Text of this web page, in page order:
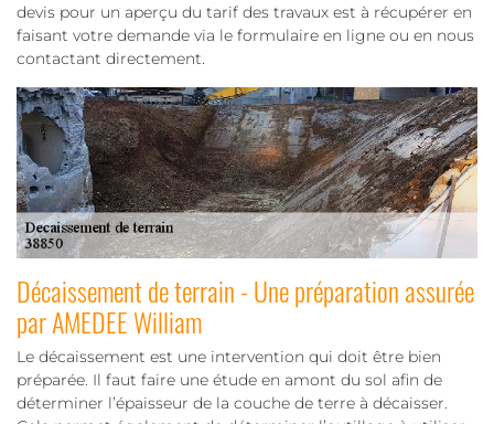
devis pour un aperçu du tarif des travaux est à récupérer en
faisant votre demande via le formulaire en ligne ou en nous
contactant directement.
Décaissement de terrain - Une préparation assurée
par AMEDEE William
Le décaissement est une intervention qui doit être bien
préparée. Il faut faire une étude en amont du sol afin de
déterminer l’épaisseur de la couche de terre à décaisser.